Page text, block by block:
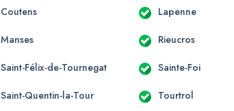
Coutens Lapenne
Manses Rieucros
Saint-Félix-de-Tournegat Sainte-Foi
Saint-Quentin-la-Tour Tourtrol